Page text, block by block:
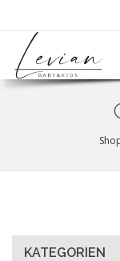
KATEGORIEN